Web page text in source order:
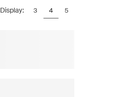
Display: 3 4 5